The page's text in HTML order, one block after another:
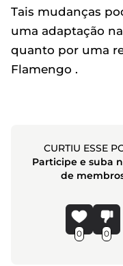
Tais mudanças
uma adaptação
quanto por uma
Flamengo .
CURTIU ESSE
Participe e suba
de
0 0